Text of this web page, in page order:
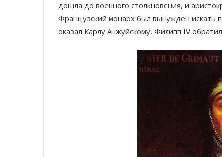
дошла до военного столкновения, и
Французский монарх был вынужден искать
оказал Карлу Анжуйскому, Филипп IV